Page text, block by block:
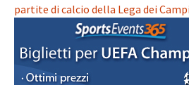
partite di calcio della Lega dei